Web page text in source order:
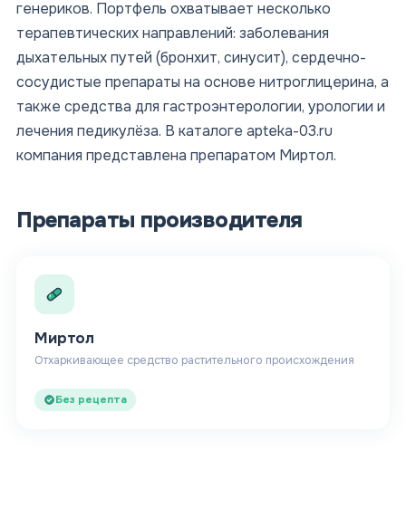
генериков. Портфель охватывает несколько
терапевтических направлений: заболевания
дыхательных путей (бронхит, синусит), сердечно-
сосудистые препараты на основе нитроглицерина, а
также средства для гастроэнтерологии, урологии и
лечения педикулёза. В каталоге apteka-03.ru
компания представлена препаратом Миртол.
Препараты производителя
Миртол
Отхаркивающее средство растительного происхождения
Без рецепта